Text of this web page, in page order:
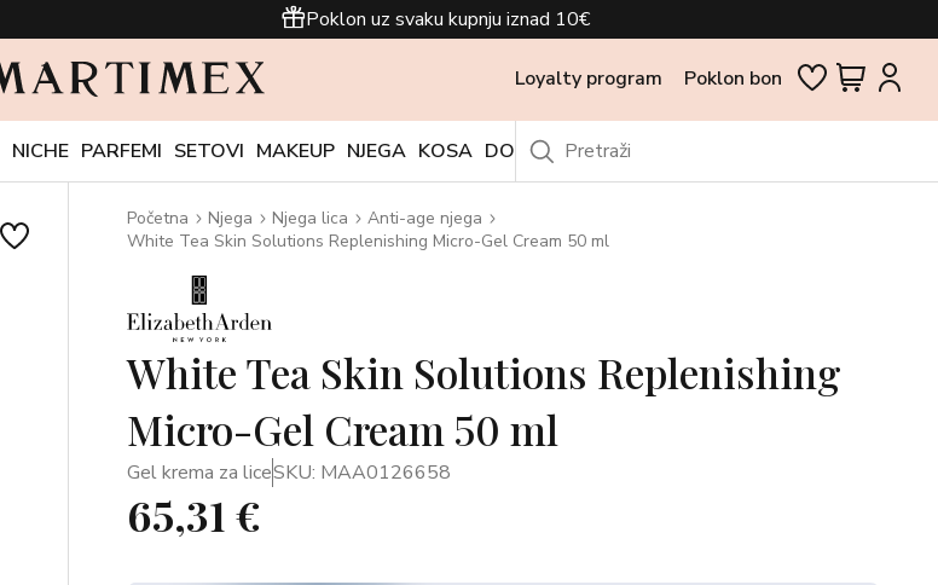
Poklon uz svaku kupnju iznad 10€
Loyalty program Poklon bon
NICHE PARFEMI SETOVI MAKEUP NJEGA KOSA DODACI OUTLET
Početna Njega Njega lica
Anti-age njega
White Tea Skin Solutions Replenishing Micro-Gel Cream 50 ml
White Tea Skin Solutions Replenishing
Micro-Gel Cream 50 ml
Gel krema za liceSKU: MAA0126658
65,31 €